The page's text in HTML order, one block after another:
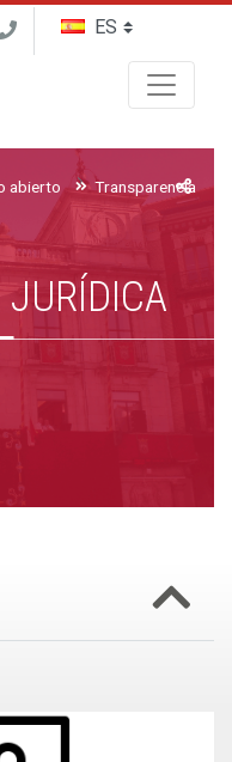
abierto Transparencia y